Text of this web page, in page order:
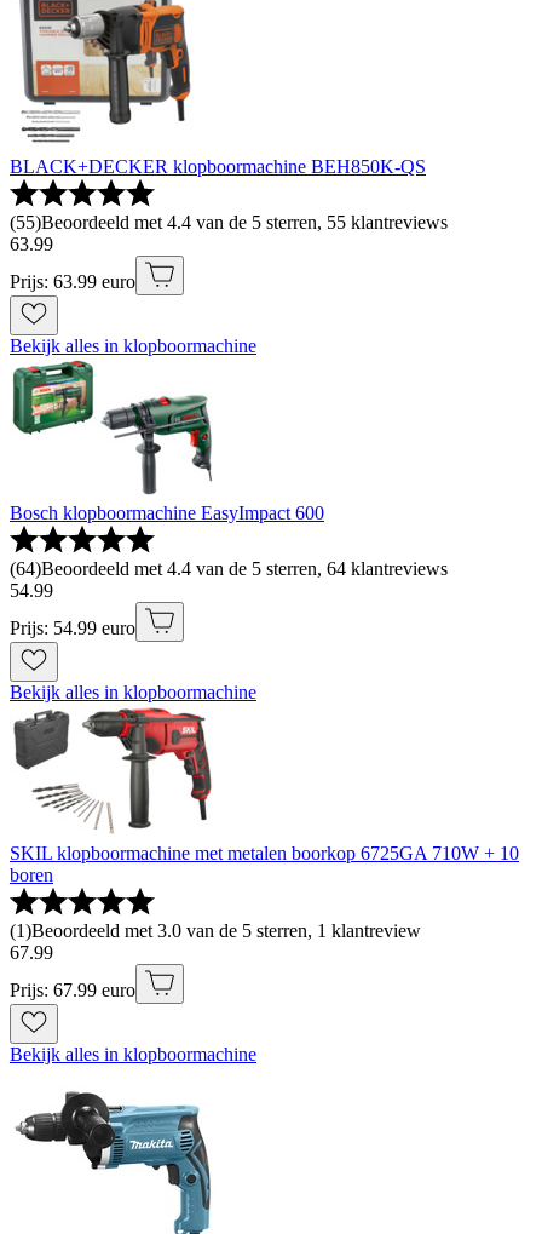
BLACK+DECKER klopboormachine BEH850K-QS
(55)Beoordeeld met 4.4 van de 5 sterren, 55 klantreviews
63.99
Prijs: 63.99 euro
Bekijk alles in klopboormachine
Bosch klopboormachine EasyImpact 600
(64)Beoordeeld met 4.4 van de 5 sterren, 64 klantreviews
54.99
Prijs: 54.99 euro
Bekijk alles in klopboormachine
SKIL klopboormachine met metalen boorkop 6725GA 710W + 10
boren
(1)Beoordeeld met 3.0 van de 5 sterren, 1 klantreview
67.99
Prijs: 67.99 euro
Bekijk alles in klopboormachine